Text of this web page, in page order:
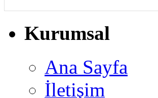
Kurumsal
Ana Sayfa
İletişim